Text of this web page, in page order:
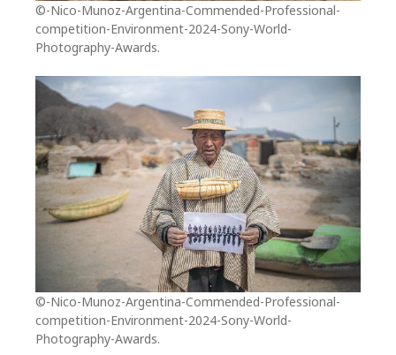
©-Nico-Munoz-Argentina-Commended-Professional-
competition-Environment-2024-Sony-World-
Photography-Awards.
©-Nico-Munoz-Argentina-Commended-Professional-
competition-Environment-2024-Sony-World-
Photography-Awards.